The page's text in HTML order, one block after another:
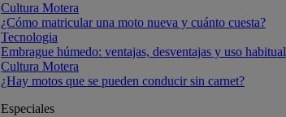
Cultura Motera
¿Cómo matricular una moto nueva y cuánto cuesta?
Tecnologia
Embrague húmedo: ventajas, desventajas y uso habitual
Cultura Motera
¿Hay motos que se pueden conducir sin carnet?
Especiales